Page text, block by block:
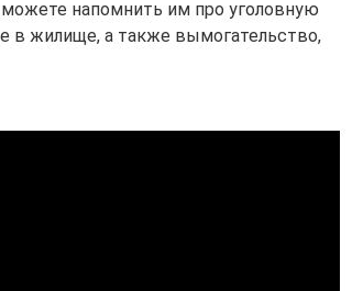
напомнить им про уголовную
в жилище, а также вымогательство,